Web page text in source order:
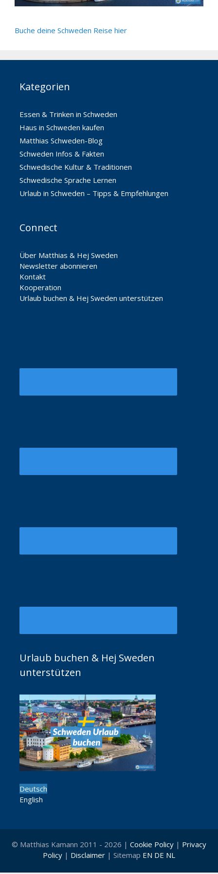
Buche deine Schweden Reise hier
Kategorien
Essen & Trinken in Schweden
Haus in Schweden kaufen
Matthias Schweden-Blog
Schweden Infos & Fakten
Schwedische Kultur & Traditionen
Schwedische Sprache Lernen
Urlaub in Schweden – Tipps & Empfehlungen
Connect
Über Matthias & Hej Sweden
Newsletter abonnieren
Kontakt
Kooperation
Urlaub buchen & Hej Sweden unterstützen
Urlaub buchen & Hej Sweden
unterstützen
Deutsch
English
© Matthias Kamann 2011 - 2026 | Cookie Policy | Privacy
Policy | Disclaimer | Sitemap EN DE NL